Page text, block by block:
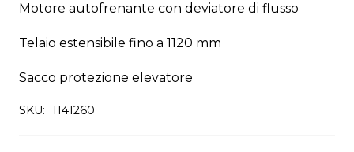
Motore autofrenante con deviatore di flusso
Telaio estensibile fino a 1120 mm
Sacco protezione elevatore
SKU: 1141260